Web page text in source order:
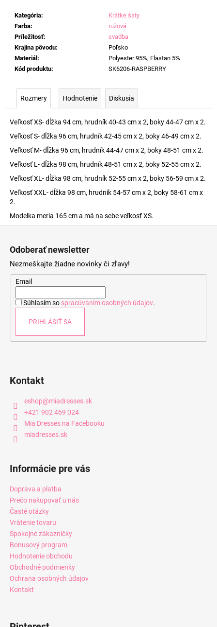
Kategória:
Krátke šaty
Farba:
ružová
Príležitosť:
svadba
Krajina pôvodu:
Poľsko
Materiál :
Polyester 95%, Elastan 5%
Kód produktu: SK6206-RASPBERRY
Rozmery Hodnotenie Diskusia
Veľkosť XS- dĺžka 94 cm, hrudník 40-43 cm x 2, boky 44-47 cm x 2.
Veľkosť S- dĺžka 96 cm, hrudník 42-45 cm x 2, boky 46-49 cm x 2.
Veľkosť M- dĺžka 96 cm, hrudník 44-47 cm x 2, boky 48-51 cm x 2.
Veľkosť L- dĺžka 98 cm, hrudník 48-51 cm x 2, boky 52-55 cm x 2.
Veľkosť XL- dĺžka 98 cm, hrudník 52-55 cm x 2, boky 56-59 cm x 2.
Veľkosť XXL- dĺžka 98 cm, hrudník 54-57 cm x 2, boky 58-61 cm x
2.
Modelka meria 165 cm a má na sebe veľkosť XS.
Odoberať newsletter
Nezmeškajte žiadne novinky či zľavy!
Email
Súhlasím so spracúvaním osobných údajov.
PRIHLÁSIŤ SA
Kontakt
eshop@miadresses.sk
+421 902 469 024
Mia Dresses na Facebooku
miadresses.sk
Informácie pre vás
Doprava a platba
Prečo nakupovať u nás
Časté otázky
Vrátenie tovaru
Spokojné zákazníčky
Bonusový program
Hodnotenie obchodu
Obchodné podmienky
Ochrana osobných údajov
Kontakt